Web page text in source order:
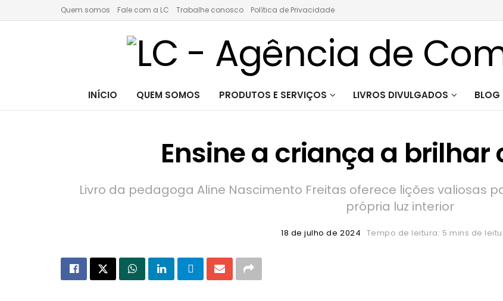
Quem somos Fale com a LC Trabalhe conosco Política de Privacidade
INÍCIO QUEM SOMOS PRODUTOS E SERVIÇOS LIVROS DIVULGADOS BLOG
Ensine a criança a brilhar
Livro da pedagoga Aline Nascimento Freitas oferece lições valiosas
própria luz interior
18 de julho de 2024 Tempo de leitura: 5 mins de